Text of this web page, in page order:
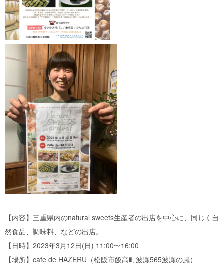
【内容】三重県内のnatural sweets生産者の出店を中心に、同じく自
然食品、調味料、などの出店。
【日時】2023年3月12日(日) 11:00〜16:00
【場所】cafe de HAZERU（松阪市飯高町波瀬565波瀬の風）